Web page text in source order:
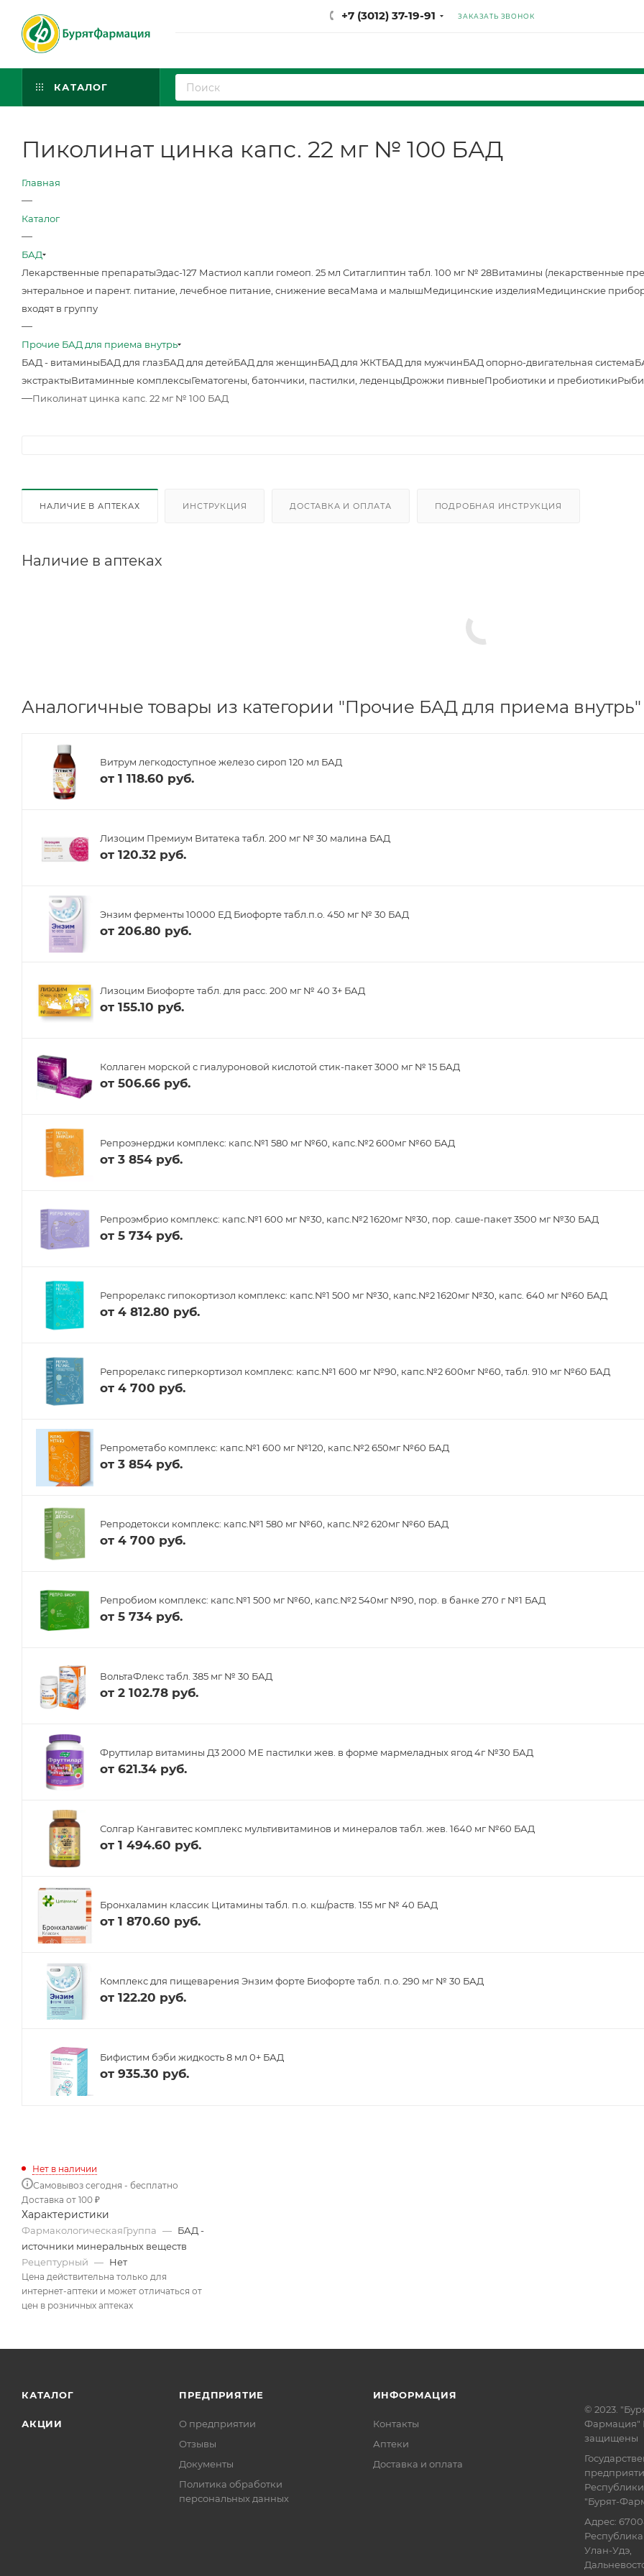
+7 (3012) 37-19-91 ЗАКАЗАТЬ ЗВОНОК
КАТАЛОГ
Пиколинат цинка капс. 22 мг № 100 БАД
Главная
—
Каталог
—
БАД
Лекарственные препаратыЭдас-127 Мастиол капли гомеоп. 25 мл Ситаглиптин табл. 100 мг № 28Витамины (лекарственные
энтеральное и парент. питание, лечебное питание, снижение весаМама и малышМедицинские изделияМедицинские
входят в группу
—
Прочие БАД для приема внутрь
БАД - витаминыБАД для глазБАД для детейБАД для женщинБАД для ЖКТБАД для мужчинБАД опорно-двигательная система
экстрактыВитаминные комплексыГематогены, батончики, пастилки, леденцыДрожжи пивныеПробиотики и пребиотики
—Пиколинат цинка капс. 22 мг № 100 БАД
НАЛИЧИЕ В АПТЕКАХ ИНСТРУКЦИЯ ДОСТАВКА И ОПЛАТА ПОДРОБНАЯ ИНСТРУКЦИЯ
Наличие в аптеках
Аналогичные товары из категории "Прочие БАД для приема внутрь"
Витрум легкодоступное железо сироп 120 мл БАД
от 1 118.60 руб.
Лизоцим Премиум Витатека табл. 200 мг № 30 малина БАД
от 120.32 руб.
Энзим ферменты 10000 ЕД Биофорте табл.п.о. 450 мг № 30 БАД
от 206.80 руб.
Лизоцим Биофорте табл. для расс. 200 мг № 40 3+ БАД
от 155.10 руб.
Коллаген морской с гиалуроновой кислотой стик-пакет 3000 мг № 15 БАД
от 506.66 руб.
Репроэнерджи комплекс: капс.№1 580 мг №60, капс.№2 600мг №60 БАД
от 3 854 руб.
Репроэмбрио комплекс: капс.№1 600 мг №30, капс.№2 1620мг №30, пор. саше-пакет 3500 мг №30 БАД
от 5 734 руб.
Репрорелакс гипокортизол комплекс: капс.№1 500 мг №30, капс.№2 1620мг №30, капс. 640 мг №60 БАД
от 4 812.80 руб.
Репрорелакс гиперкортизол комплекс: капс.№1 600 мг №90, капс.№2 600мг №60, табл. 910 мг №60 БАД
от 4 700 руб.
Репрометабо комплекс: капс.№1 600 мг №120, капс.№2 650мг №60 БАД
от 3 854 руб.
Репродетокси комплекс: капс.№1 580 мг №60, капс.№2 620мг №60 БАД
от 4 700 руб.
Репробиом комплекс: капс.№1 500 мг №60, капс.№2 540мг №90, пор. в банке 270 г №1 БАД
от 5 734 руб.
ВольтаФлекс табл. 385 мг № 30 БАД
от 2 102.78 руб.
Фруттилар витамины Д3 2000 МЕ пастилки жев. в форме мармеладных ягод 4г №30 БАД
от 621.34 руб.
Солгар Кангавитес комплекс мультивитаминов и минералов табл. жев. 1640 мг №60 БАД
от 1 494.60 руб.
Бронхаламин классик Цитамины табл. п.о. кш/раств. 155 мг № 40 БАД
от 1 870.60 руб.
Комплекс для пищеварения Энзим форте Биофорте табл. п.о. 290 мг № 30 БАД
от 122.20 руб.
Бифистим бэби жидкость 8 мл 0+ БАД
от 935.30 руб.
Нет в наличии
Самовывоз сегодня - бесплатно
Доставка от 100 ₽
Характеристики
ФармакологическаяГруппа — БАД -
источники минеральных веществ
Рецептурный — Нет
Цена действительна только для
интернет-аптеки и может отличаться от
цен в розничных аптеках
КАТАЛОГ
АКЦИИ
ПРЕДПРИЯТИЕ
О предприятии
Отзывы
Документы
Политика обработки
персональных данных
ИНФОРМАЦИЯ
Контакты
Аптеки
Доставка и оплата
© 2023.
Фармация"
защищены
"Бурят-
Адрес:
Республика
Улан-Удэ,